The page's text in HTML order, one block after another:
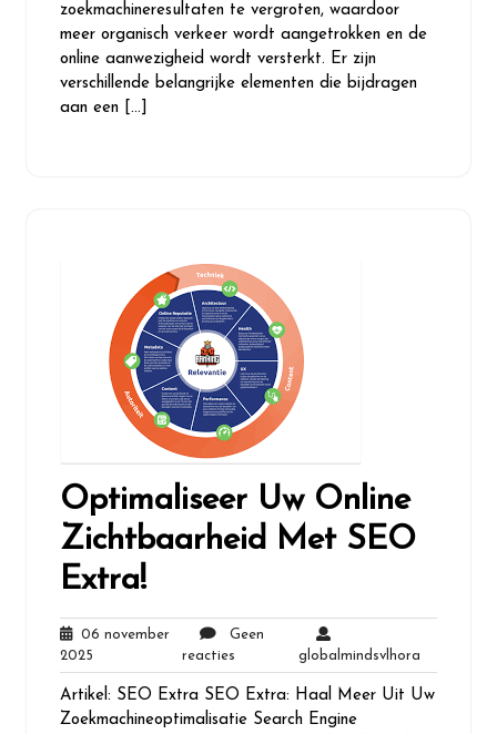
zoekmachineresultaten te vergroten, waardoor
meer organisch verkeer wordt aangetrokken en de
online aanwezigheid wordt versterkt. Er zijn
verschillende belangrijke elementen die bijdragen
aan een […]
Optimaliseer Uw Online
Zichtbaarheid Met SEO
Extra!
06 november
2025
november
2025
Geen
reacties
reacties
globalmindsvlhora
Artikel: SEO Extra SEO Extra: Haal Meer Uit Uw
Zoekmachineoptimalisatie Search Engine